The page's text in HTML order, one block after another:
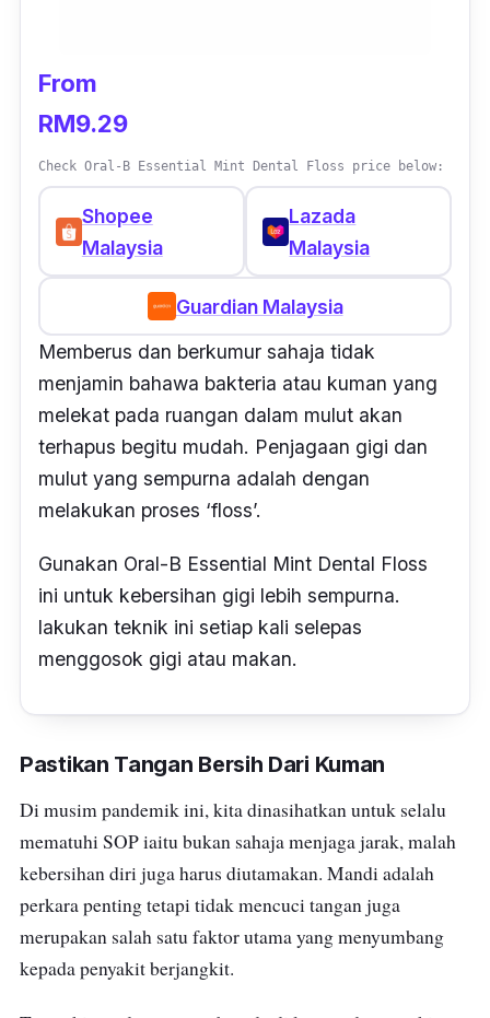
From
RM9.29
Check Oral-B Essential Mint Dental Floss price below:
Shopee
Malaysia
Lazada
Malaysia
Guardian Malaysia
Memberus dan berkumur sahaja tidak
menjamin bahawa bakteria atau kuman yang
melekat pada ruangan dalam mulut akan
terhapus begitu mudah. Penjagaan gigi dan
mulut yang sempurna adalah dengan
melakukan proses ‘floss’.
Gunakan Oral-B Essential Mint Dental Floss
ini untuk kebersihan gigi lebih sempurna.
lakukan teknik ini setiap kali selepas
menggosok gigi atau makan.
Pastikan Tangan Bersih Dari Kuman
Di musim pandemik ini, kita dinasihatkan untuk selalu
mematuhi SOP iaitu bukan sahaja menjaga jarak, malah
kebersihan diri juga harus diutamakan. Mandi adalah
perkara penting tetapi tidak mencuci tangan juga
merupakan salah satu faktor utama yang menyumbang
kepada penyakit berjangkit.